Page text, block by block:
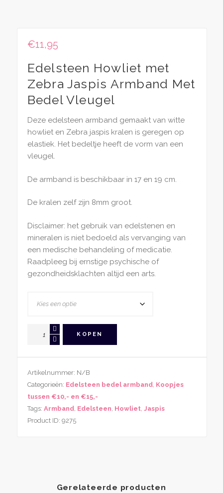
€11,95
Edelsteen Howliet met
Zebra Jaspis Armband Met
Bedel Vleugel
Deze edelsteen armband gemaakt van witte
howliet en Zebra jaspis kralen is geregen op
elastiek. Het bedeltje heeft de vorm van een
vleugel.
De armband is beschikbaar in 17 en 19 cm.
De kralen zelf zijn 8mm groot.
Disclaimer: het gebruik van edelstenen en
mineralen is niet bedoeld als vervanging van
een medische behandeling of medicatie.
Raadpleeg bij ernstige psychische of
gezondheidsklachten altijd een arts.
Edelsteen
Armband
Met
Vleugel
Bedel
aantal
KOPEN
Artikelnummer: N/B
Categorieën: Edelsteen bedel armband, Koopjes
tussen €10,- en €15,-
Tags: Armband, Edelsteen, Howliet, Jaspis
Product ID: 9275
Gerelateerde producten